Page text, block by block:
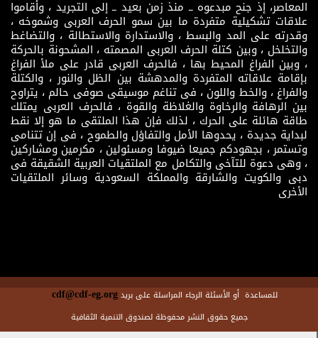
المعاصر، إذ جنح مبدعوه ــ منذ زمن بعيد ــ إلى التجريد ، وأقاموا
علاقات تشكيلية متفردة ما بين سمو الحرف العربى وشموخه ،
وقدرته على المد والبسط ، والاستدارة والاستطالة ، والتضاغط
والتخلخل ، وبين كتلة الحرف العربى المصمته ، المشحونة بالحركة
، وبين الفراغ المحيط بها ، فالحرف العربى قادر على ملأ الفراغ
بإقامة علاقاته المتفردة والمدهشة بين الظل والنور ، والكتلة
والفراغ ، والخط واللون ، فى تناغم موسيقى صوفى حالم ، يتراوح
بين الرهافة والرخاوة والغلاظة والقوة ، فالحرف العربى يمتلك
طاقة هائلة على الحرك ، لذلك فإن هذا الملتقى ما هو إلا نقط
لبداية جديدة ، يحدوها الأمل والتفاؤل والطموح ، فى إن تتنامى
وتستمر ، بجهودكم جميعا ضيوفا ومسئولين ، مكرمين ومشاركين
، وهى دعوة للتآخى والتكامل مع الملتقيات العربية الشقيقة فى
دبى والكويت والشارقة والمملكة السعودية وسائر الملتقيات
الأخرى
للمساعدة أو الأسئلة الرجاء المراسلة على بريدcdf@cdf-eg.org
جميع حقوق النشر محفوظة لصندوق التنمية الثقافية